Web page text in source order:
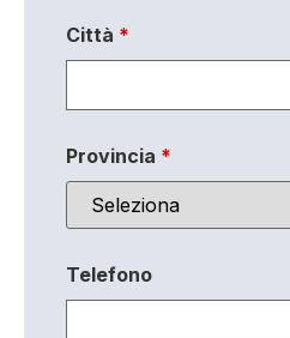
Città *
Provincia *
Telefono